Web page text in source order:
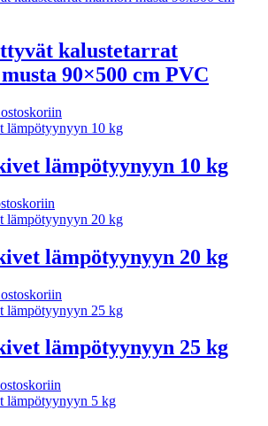
kalustetarrat
90×500 cm PVC
lämpötyynyyn 10 kg
lämpötyynyyn 20 kg
lämpötyynyyn 25 kg